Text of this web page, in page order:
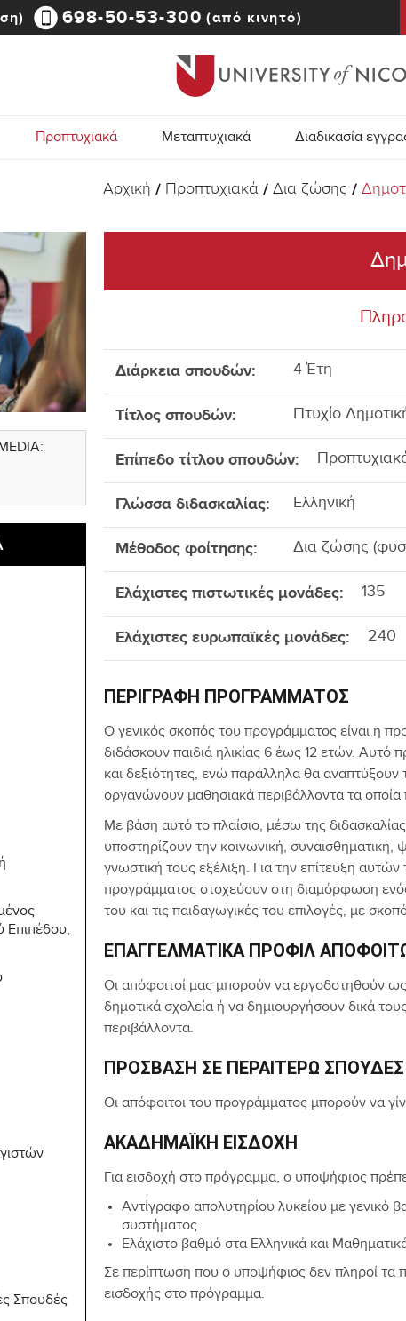
698-50-53-300 (από κινητό)
Προπτυχιακά Μεταπτυχιακά Διαδικασία
Αρχική / Προπτυχιακά / Δια ζώσης /
Επιπέδου,
Σπουδές
Διάρκεια σπουδών: 4 Έτη
Τίτλος σπουδών: Πτυχίο
Επίπεδο τίτλου σπουδών:
Γλώσσα διδασκαλίας: Ελληνική
Μέθοδος φοίτησης: Δια ζώσης
Ελάχιστες πιστωτικές μονάδες: 135
Ελάχιστες ευρωπαϊκές μονάδες: 240
ΠΕΡΙΓΡΑΦΉ ΠΡΟΓΡΆΜΜΑΤΟΣ
Ο γενικός σκοπός του προγράμματος είναι η
διδάσκουν παιδιά ηλικίας 6 έως 12 ετών. Αυτό
και δεξιότητες, ενώ παράλληλα θα αναπτύξουν
οργανώνουν μαθησιακά περιβάλλοντα τα
Με βάση αυτό το πλαίσιο, μέσω της διδασκαλίας
υποστηρίζουν την κοινωνική, συναισθηματική,
γνωστική τους εξέλιξη. Για την επίτευξη
προγράμματος στοχεύουν στη διαμόρφωση ενός
του και τις παιδαγωγικές του επιλογές, με
ΕΠΑΓΓΕΛΜΑΤΙΚΆ ΠΡΟΦΊΛ
Οι απόφοιτοί μας μπορούν να εργοδοτηθούν ως
δημοτικά σχολεία ή να δημιουργήσουν δικά
περιβάλλοντα.
ΠΡΌΣΒΑΣΗ ΣΕ ΠΕΡΑΙΤΈΡΩ ΣΠΟΥΔΈΣ
Οι απόφοιτοι του προγράμματος μπορούν να
ΑΚΑΔΗΜΑΪΚΉ ΕΙΣΔΟΧΉ
Για εισδοχή στο πρόγραμμα, ο υποψήφιος
Αντίγραφο απολυτηρίου λυκείου με γενικό
συστήματος.
Ελάχιστο βαθμό στα Ελληνικά και
Σε περίπτωση που ο υποψήφιος δεν πληροί τα
εισδοχής στο πρόγραμμα.